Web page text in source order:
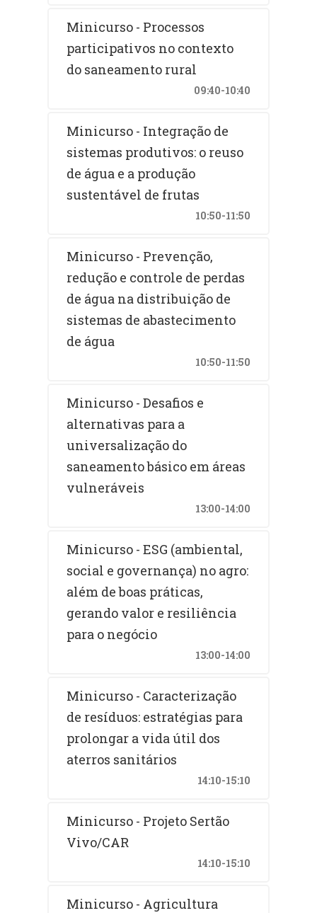
Minicurso - Processos
participativos no contexto
do saneamento rural
09:40-10:40
Minicurso - Integração de
sistemas produtivos: o reuso
de água e a produção
sustentável de frutas
10:50-11:50
Minicurso - Prevenção,
redução e controle de perdas
de água na distribuição de
sistemas de abastecimento
de água
10:50-11:50
Minicurso - Desafios e
alternativas para a
universalização do
saneamento básico em áreas
vulneráveis
13:00-14:00
Minicurso - ESG (ambiental,
social e governança) no agro:
além de boas práticas,
gerando valor e resiliência
para o negócio
13:00-14:00
Minicurso - Caracterização
de resíduos: estratégias para
prolongar a vida útil dos
aterros sanitários
14:10-15:10
Minicurso - Projeto Sertão
Vivo/CAR
14:10-15:10
Minicurso - Agricultura